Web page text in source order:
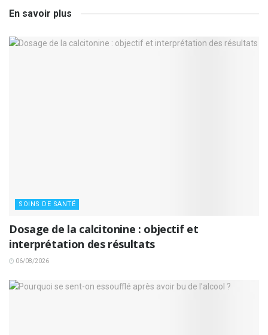
En savoir plus
SOINS DE SANTÉ
Dosage de la calcitonine : objectif et
interprétation des résultats
06/08/2026